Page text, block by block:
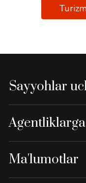
Sayyohlar
Agentliklarga
Ma'lumotlar